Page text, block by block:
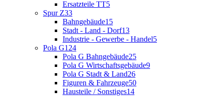
Ersatzteile TT5
Spur Z33
Bahngebäude15
Stadt - Land - Dorf13
Industrie - Gewerbe - Handel5
Pola G124
Pola G Bahngebäude25
Pola G Wirtschaftsgebäude9
Pola G Stadt & Land26
Figuren & Fahrzeuge50
Hausteile / Sonstiges14